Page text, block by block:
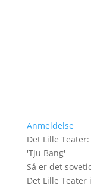
Anmeldelse
Det Lille Teater:
'Tju Bang'
Så er det
Det Lille